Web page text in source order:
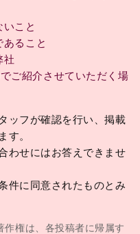
こと
ること
社
ご紹介させていただく場
ッフが確認を行い、掲載
す。
わせにはお答えできませ
件に同意されたものとみ
作権は、各投稿者に帰属す